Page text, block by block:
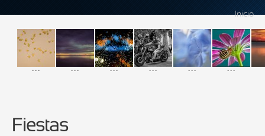
Inicio
... ... ... ... ... ...
Fiestas